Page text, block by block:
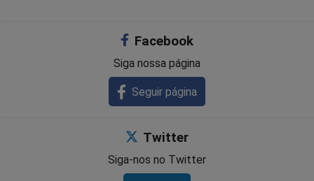
Facebook
Siga nossa página
Seguir página
Twitter
Siga-nos no Twitter